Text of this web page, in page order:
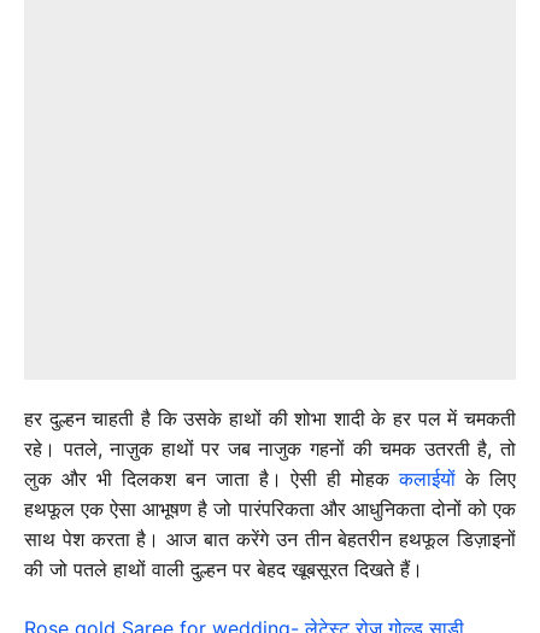
हर दुल्हन चाहती है कि उसके हाथों की शोभा शादी के हर पल में चमकती
रहे। पतले, नाज़ुक हाथों पर जब नाजुक गहनों की चमक उतरती है, तो
लुक और भी दिलकश बन जाता है। ऐसी ही मोहककलाईयों के लिए
हथफूल एक ऐसा आभूषण है जो पारंपरिकता और आधुनिकता दोनों को एक
साथ पेश करता है। आज बात करेंगे उन तीन बेहतरीन हथफूल डिज़ाइनों
की जो पतले हाथों वाली दुल्हन पर बेहद खूबसूरत दिखते हैं।